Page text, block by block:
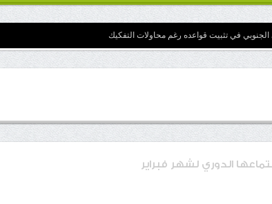
في تثبيت قواعده رغم محاولات التفكيك
الدوري لشهر فبراير